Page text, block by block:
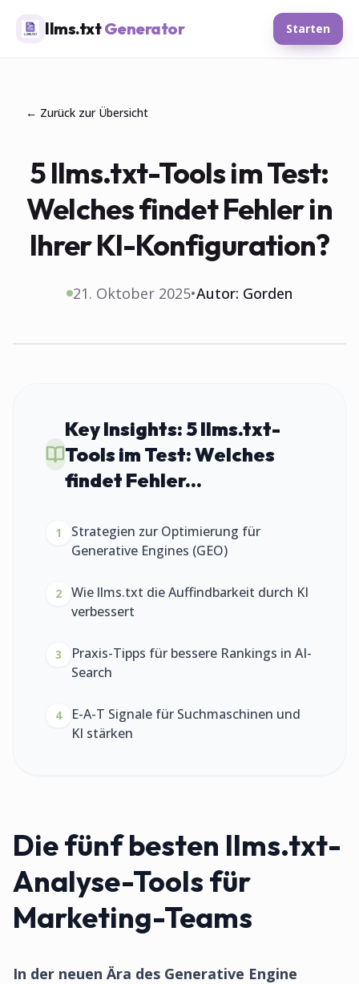
llms.txtGenerator Starten
← Zurück zur Übersicht
5 llms.txt-Tools im Test:
Welches findet Fehler in
Ihrer KI-Konfiguration?
21. Oktober 2025•Autor: Gorden
Key Insights:5 llms.txt-
Tools im Test: Welches
findet Fehler...
1
Strategien zur Optimierung für
Generative Engines (GEO)
2
Wie llms.txt die Auffindbarkeit durch KI
verbessert
3
Praxis-Tipps für bessere Rankings in AI-
Search
4
E-A-T Signale für Suchmaschinen und
KI stärken
Die fünf besten llms.txt-
Analyse-Tools für
Marketing-Teams
In der neuen Ära des Generative Engine